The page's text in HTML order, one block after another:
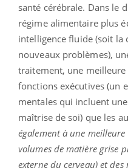
santé cérébrale. Dans le
régime alimentaire plus
intelligence fluide (soit la
nouveaux problèmes),
traitement, une
fonctions exécutives (un
mentales qui incluent
maîtrise de soi) que les
également à une meilleure
volumes de matière grise
externe du cerveau) et